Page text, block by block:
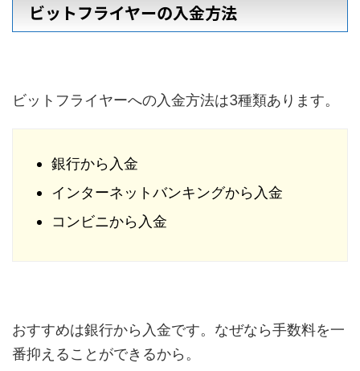
ビットフライヤーの入金方法
ビットフライヤーへの入金方法は3種類あります。
銀行から入金
インターネットバンキングから入金
コンビニから入金
おすすめは銀行から入金です。なぜなら手数料を一
番抑えることができるから。